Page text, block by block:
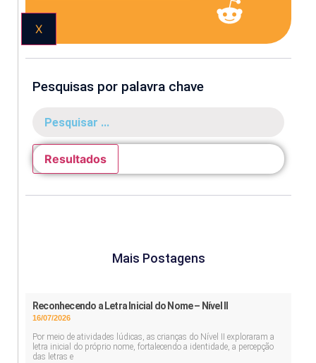
X
Pesquisas por palavra chave
Resultados
Mais Postagens
Reconhecendo a Letra Inicial do Nome – Nível II
16/07/2026
Por meio de atividades lúdicas, as crianças do Nível II exploraram a
letra inicial do próprio nome, fortalecendo a identidade, a percepção
das letras e